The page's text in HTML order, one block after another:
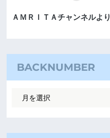
ＡＭＲＩＴＡチャンネルより
BACKNUMBER